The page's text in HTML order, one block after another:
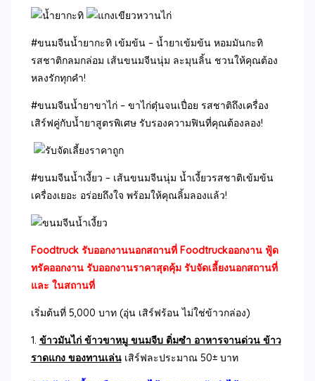
#ขนมจีนน้ำยากะทิ เข้มข้น – น้ำยาเข้มข้น หอมมันกะทิ
รสชาติกลมกล่อม เส้นขนมจีนนุ่ม ละมุนลิ้น ชวนให้คุณต้อง
หลงรักทุกคำ!
#ขนมจีนน้ำยาขาไก่ – ขาไก่ตุ๋นจนเปื่อย รสชาติถึงเครื่อง
เสิร์ฟคู่กับน้ำยาสูตรพิเศษ รับรองความฟินที่คุณต้องลอง!
#ขนมจีนน้ำเงี้ยว – เส้นขนมจีนนุ่ม น้ำเงี้ยวรสชาติเข้มข้น
เครื่องเยอะ อร่อยถึงใจ พร้อมให้คุณลิ้มลองแล้ว!
Foodtruck รับออกงานนอกสถานที่ Foodtruckออกงาน ฟู้ด
ทรัคออกงาน รับออกงานราคาสุดคุ้ม รับจัดเลี้ยงนอกสถานที่
และ ในสถานที่
เริ่มต้นที่ 5,000 บาท (อุ่น เสิร์ฟร้อน ไม่ใช่ข้าวกล่อง)
1. ข้าวมันไก่ ข้าวขาหมู ขนมจีบ ติ่มซำ อาหารจานด่วน ข้าว
ราดแกง ของทานเล่น เสิร์ฟละประมาณ 50± บาท